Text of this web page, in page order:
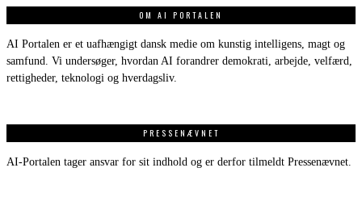
OM AI PORTALEN
AI Portalen er et uafhængigt dansk medie om kunstig intelligens, magt og
samfund. Vi undersøger, hvordan AI forandrer demokrati, arbejde, velfærd,
rettigheder, teknologi og hverdagsliv.
PRESSENÆVNET
AI-Portalen tager ansvar for sit indhold og er derfor tilmeldt Pressenævnet.